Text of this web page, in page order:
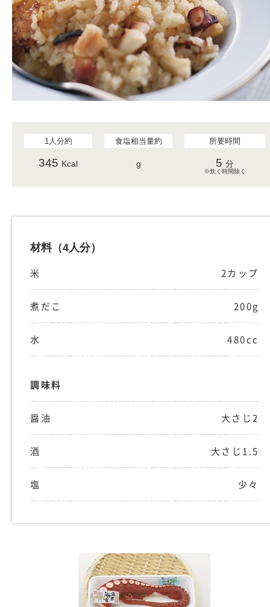
1人分約
345 Kcal
食塩相当量約
g
所要時間
5 分
※炊く時間除く
材料（4人分）
米 2カップ
煮だこ 200g
水 480cc
調味料
醤油 大さじ2
酒 大さじ1.5
塩 少々